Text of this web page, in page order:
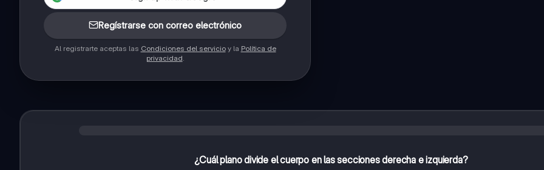
Regístrarse con correo electrónico
Al registrarte aceptas las Condiciones del servicioy la Política de
privacidad.
¿Cuál plano divide el cuerpo en las secciones derecha e izquierda?